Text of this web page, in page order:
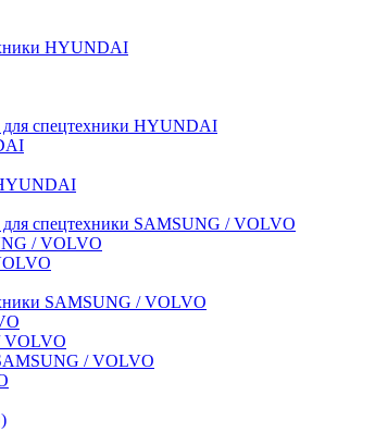
HYUNDAI
для спецтехники HYUNDAI
для спецтехники SAMSUNG / VOLVO
/ VOLVO
SAMSUNG / VOLVO
VOLVO
/ VOLVO